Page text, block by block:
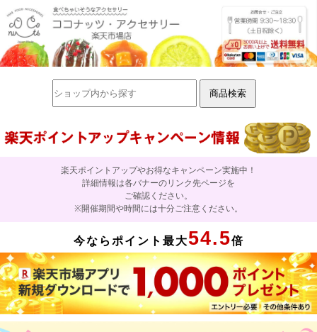
楽天ポイントアップやお得なキャンペーン実施中！
詳細情報は各バナーのリンク先ページを
ご確認ください。
※開催期間や時間には十分ご注意ください。